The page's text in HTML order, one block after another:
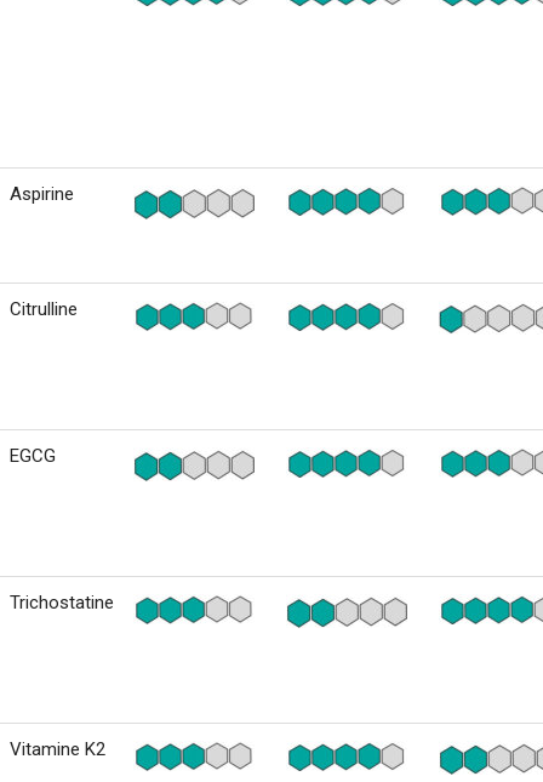
Aspirine
Citrulline
EGCG
Trichostatine
Vitamine K2